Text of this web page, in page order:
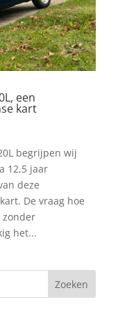
een
kart
begrijpen wij
12,5 jaar
deze
De vraag hoe
het...